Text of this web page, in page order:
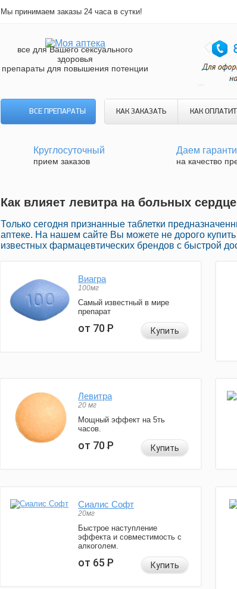
Мы принимаем заказы 24 часа в сутки!
все для Вашего сексуального
здоровья
препараты для повышения потенции
ВСЕ ПРЕПАРАТЫ КАК ЗАКАЗАТЬ КАК
Круглосуточный
прием заказов
Даем
на качество
Как влияет левитра на больных
Только сегодня признанные таблетки
аптеке. На нашем сайте Вы можете не дорого
известных фармацевтических брендов с быстрой
Виагра
100мг
Самый известный в мире
препарат
от 70Р Купить
Левитра
20 мг
Мощный эффект на 5ть
часов.
от 70Р Купить
Сиалис Софт
20мг
Быстрое наступление
эффекта и совместимость с
алкоголем.
от 65Р Купить